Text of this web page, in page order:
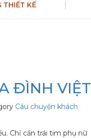
THIẾT KẾ
ĐÌNH VIỆT
Câu chuyện khách
Chỉ cần trái tim phụ nữ